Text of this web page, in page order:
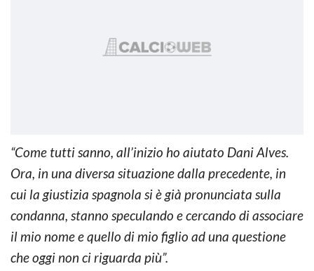
“Come tutti sanno, all’inizio ho aiutato Dani Alves.
Ora, in una diversa situazione dalla precedente, in
cui la giustizia spagnola si è già pronunciata sulla
condanna, stanno speculando e cercando di associare
il mio nome e quello di mio figlio ad una questione
che oggi non ci riguarda più”.